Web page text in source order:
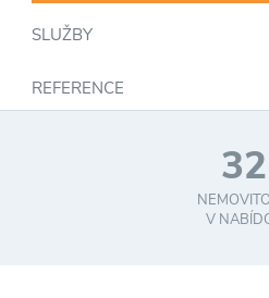
SLUŽBY
REFERENCE
32
V